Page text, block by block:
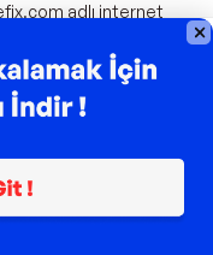
adlı internet
dahil olmak üzere ticari
tüketiciye mal sunan
ya da hesabına
6.
MAĞAZACILIK VE